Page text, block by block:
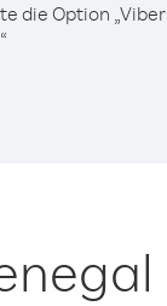
die Option „Viber